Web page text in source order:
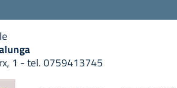
1 - tel. 0759413745
scuola